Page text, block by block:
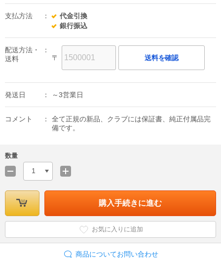
支払方法
代金引換
銀行振込
配送方法・
送料
〒 送料を確認
発送日 ～3営業日
コメント
全て正規の新品、クラブには保証書、純正付属品完
備です。
数量
1
購入手続きに進む
お気に入りに追加
商品についてお問い合わせ